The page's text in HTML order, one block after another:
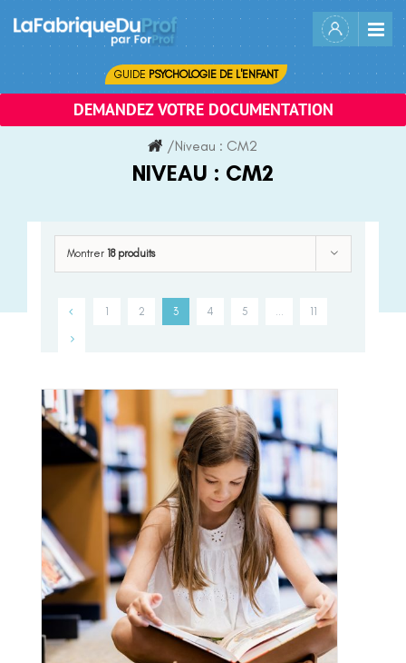
content
GUIDE PSYCHOLOGIE DE L'ENFANT
DEMANDEZ VOTRE DOCUMENTATION
/Niveau : CM2
NIVEAU : CM2
Montrer 18 produits
1 2 3 4 5 11